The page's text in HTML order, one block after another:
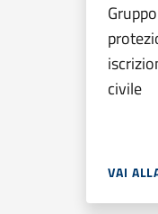
civile
VAI